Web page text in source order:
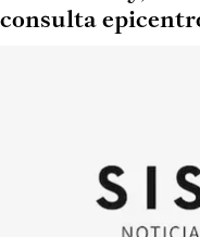
consulta